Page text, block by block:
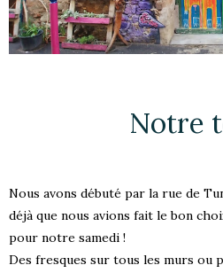
Notre
Nous avons débuté par la rue de
déjà que nous avions fait le bon
pour notre samedi !
Des fresques sur tous les murs ou